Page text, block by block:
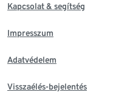
Kapcsolat & segítség
Impresszum
Adatvédelem
Visszaélés-bejelentés